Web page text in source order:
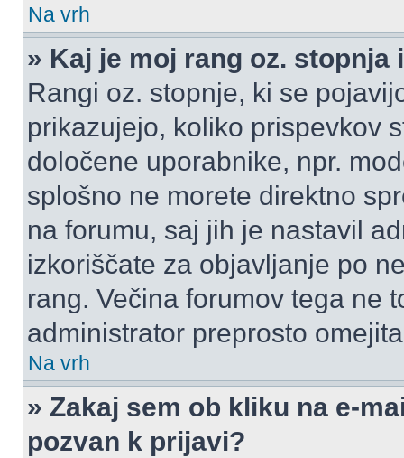
Na vrh
» Kaj je moj rang oz.
Rangi oz. stopnje, ki se
prikazujejo, koliko prispevkov
določene uporabnike, npr.
splošno ne morete direktno
na forumu, saj jih je nastavil
izkoriščate za objavljanje po
rang. Večina forumov tega ne
administrator preprosto
Na vrh
» Zakaj sem ob kliku na e-
pozvan k prijavi?